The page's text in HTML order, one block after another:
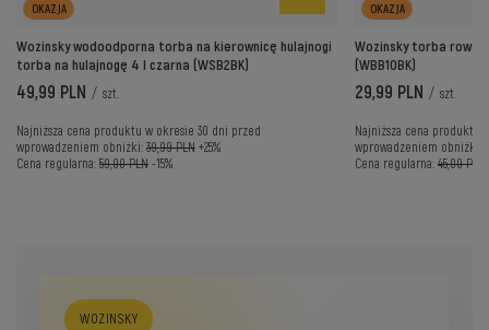
OKAZJA
Wozinsky wodoodporna torba na kierownicę hulajnogi
torba na hulajnogę 4 l czarna (WSB2BK)
49,99 PLN / szt.
Najniższa cena produktu w okresie 30 dni przed
wprowadzeniem obniżki: 39,99 PLN +25%
Cena regularna: 59,00 PLN -15%
OKAZJA
Wozinsky torba
(WBB10BK)
29,99 PLN / szt.
Najniższa cena produktu
wprowadzeniem obniżki:
Cena regularna: 45,00 PLN
WOZINSKY